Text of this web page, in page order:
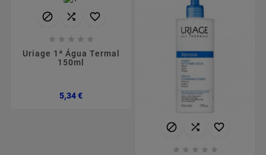
  
    
Uriage 1ª Água Termal
150ml
5,34 €Preço
  
    